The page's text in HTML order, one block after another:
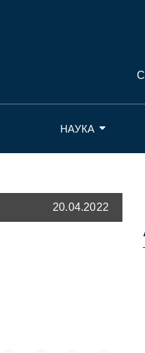
НАУКА
20.04.2022